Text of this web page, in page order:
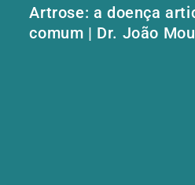
Artrose: a doença
comum | Dr. João